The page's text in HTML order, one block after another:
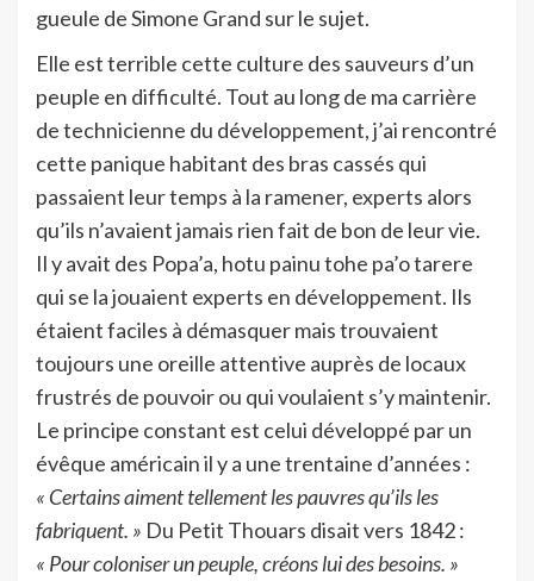
gueule de Simone Grand sur le sujet.
Elle est terrible cette culture des sauveurs d’un
peuple en difficulté. Tout au long de ma carrière
de technicienne du développement, j’ai rencontré
cette panique habitant des bras cassés qui
passaient leur temps à la ramener, experts alors
qu’ils n’avaient jamais rien fait de bon de leur vie.
Il y avait des Popa’a, hotu painu tohe pa’o tarere
qui se la jouaient experts en développement. Ils
étaient faciles à démasquer mais trouvaient
toujours une oreille attentive auprès de locaux
frustrés de pouvoir ou qui voulaient s’y maintenir.
Le principe constant est celui développé par un
évêque américain il y a une trentaine d’années :
« Certains aiment tellement les pauvres qu’ils les
fabriquent. » Du Petit Thouars disait vers 1842 :
« Pour coloniser un peuple, créons lui des besoins. »